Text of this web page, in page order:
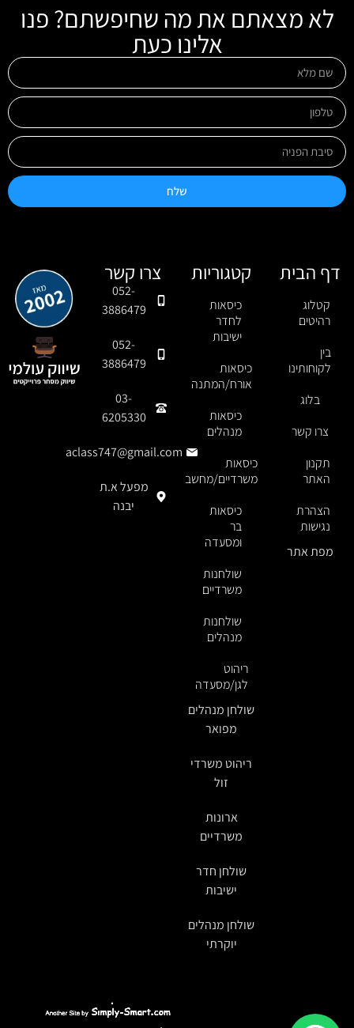
לא מצאתם את מה שחיפשתם? פנו
אלינו כעת
שלח
צרו קשר
052-
3886479
052-
3886479
03-
6205330
aclass747@gmail.com
מפעל א.ת
יבנה
קטגוריות
כיסאות
לחדר
ישיבות
כיסאות
אורח/המתנה
כיסאות
מנהלים
כיסאות
משרדיים/מחשב
כיסאות
בר
ומסעדה
שולחנות
משרדיים
שולחנות
מנהלים
ריהוט
לגן/מסעדה
שולחן מנהלים
מפואר
ריהוט משרדי
זול
ארונות
משרדיים
שולחן חדר
ישיבות
שולחן מנהלים
יוקרתי
דף הבית
קטלוג
רהיטים
בין
לקוחותינו
בלוג
צרו קשר
תקנון
האתר
הצהרת
נגישות
מפת אתר